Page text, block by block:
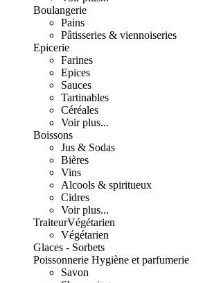
Boulangerie
Pains
Pâtisseries & viennoiseries
Epicerie
Farines
Epices
Sauces
Tartinables
Céréales
Voir plus...
Boissons
Jus & Sodas
Bières
Vins
Alcools & spiritueux
Cidres
Voir plus...
TraiteurVégétarien
Végétarien
Glaces - Sorbets
Poissonnerie Hygiène et parfumerie
Savon